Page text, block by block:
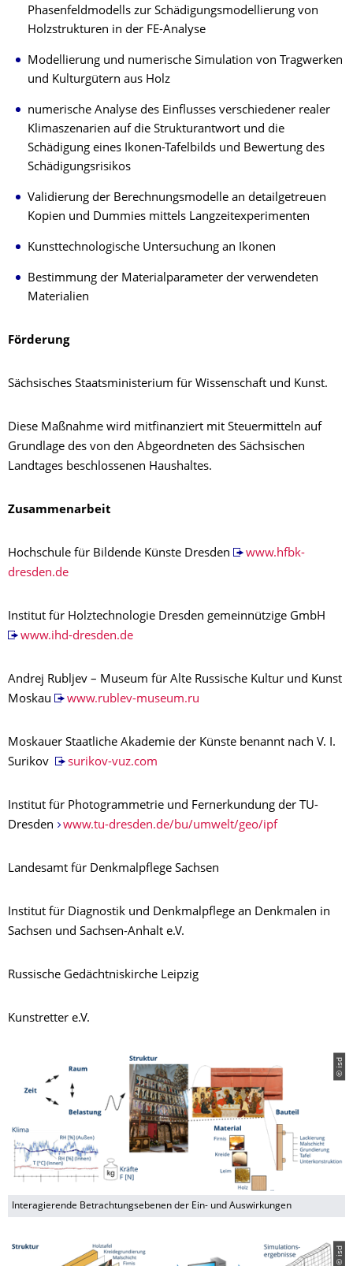
Phasenfeldmodells zur Schädigungsmodellierung von
Holzstrukturen in der FE-Analyse
Modellierung und numerische Simulation von Tragwerken
und Kulturgütern aus Holz
numerische Analyse des Einflusses verschiedener realer
Klimaszenarien auf die Strukturantwort und die
Schädigung eines Ikonen-Tafelbilds und Bewertung des
Schädigungsrisikos
Validierung der Berechnungsmodelle an detailgetreuen
Kopien und Dummies mittels Langzeitexperimenten
Kunsttechnologische Untersuchung an Ikonen
Bestimmung der Materialparameter der verwendeten
Materialien
Förderung
Sächsisches Staatsministerium für Wissenschaft und Kunst.
Diese Maßnahme wird mitfinanziert mit Steuermitteln auf
Grundlage des von den Abgeordneten des Sächsischen
Landtages beschlossenen Haushaltes.
Zusammenarbeit
Hochschule für Bildende Künste Dresden
www.hfbk-
dresden.de
Institut für Holztechnologie Dresden gemeinnützige GmbH
www.ihd-dresden.de
Andrej Rubljev – Museum für Alte Russische Kultur und Kunst
Moskau
www.rublev-museum.ru
Moskauer Staatliche Akademie der Künste benannt nach V. I.
Surikov
surikov-vuz.com
Institut für Photogrammetrie und Fernerkundung der TU-
Dresden
www.tu-dresden.de/bu/umwelt/geo/ipf
Landesamt für Denkmalpflege Sachsen
Institut für Diagnostik und Denkmalpflege an Denkmalen in
Sachsen und Sachsen-Anhalt e.V.
Russische Gedächtniskirche Leipzig
Kunstretter e.V.
© isd
Interagierende Betrachtungsebenen der Ein- und Auswirkungen
© isd